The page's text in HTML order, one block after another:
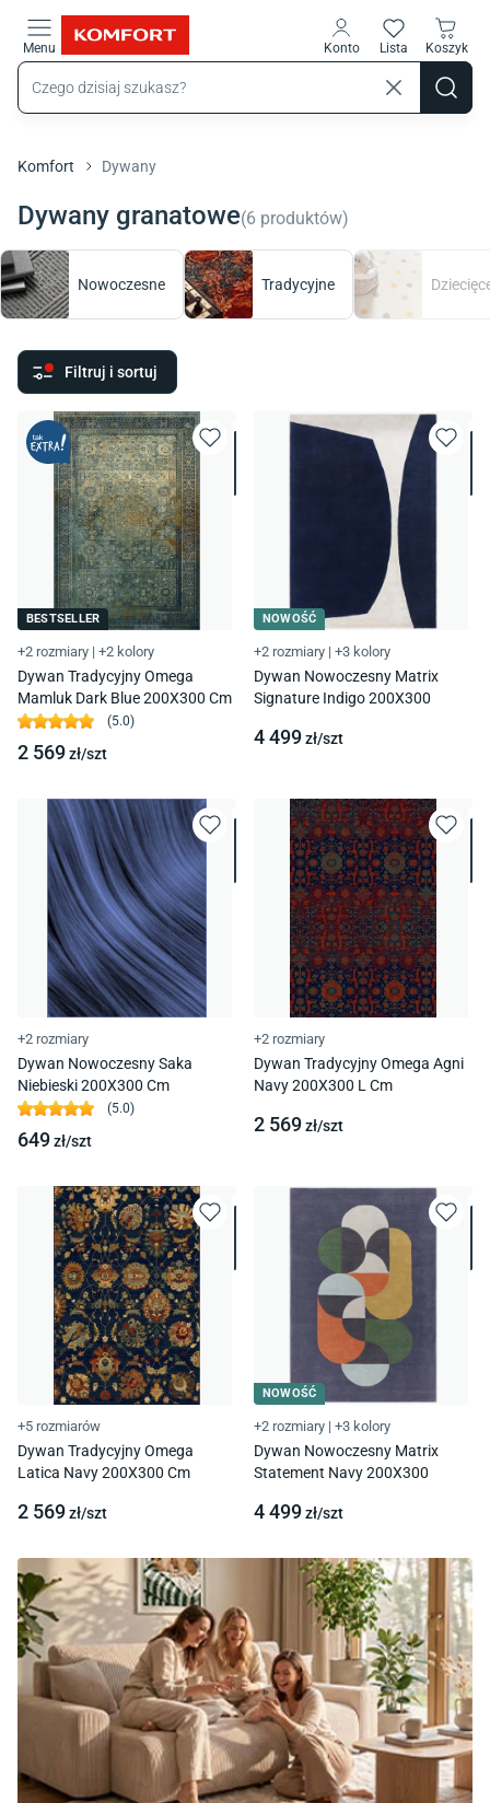
Menu Konto Lista Koszyk
Komfort Dywany
Dywany granatowe(6 produktów)
Nowoczesne Tradycyjne
Filtruj i sortuj
BESTSELLER
+2 rozmiary | +2 kolory
Dywan Tradycyjny Omega
Mamluk Dark Blue 200X300 Cm
(5.0)
2 569zł/szt
NOWOŚĆ
+2 rozmiary | +3 kolory
Dywan Nowoczesny Matrix
Signature Indigo 200X300
4 499zł/szt
+2 rozmiary
Dywan Nowoczesny Saka
Niebieski 200X300 Cm
(5.0)
649zł/szt
+2 rozmiary
Dywan Tradycyjny Omega Agni
Navy 200X300 L Cm
2 569zł/szt
+5 rozmiarów
Dywan Tradycyjny Omega
Latica Navy 200X300 Cm
2 569zł/szt
NOWOŚĆ
+2 rozmiary | +3 kolory
Dywan Nowoczesny Matrix
Statement Navy 200X300
4 499zł/szt